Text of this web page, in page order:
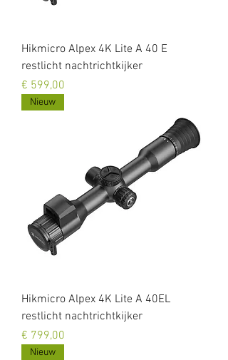
Hikmicro Alpex 4K Lite A 40 E
restlicht nachtrichtkijker
Prijs
€ 599,00
Nieuw
Hikmicro Alpex 4K Lite A 40EL
restlicht nachtrichtkijker
Prijs
€ 799,00
Nieuw